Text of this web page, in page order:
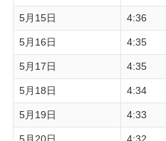
5月15日 4:36
5月16日 4:35
5月17日 4:35
5月18日 4:34
5月19日 4:33